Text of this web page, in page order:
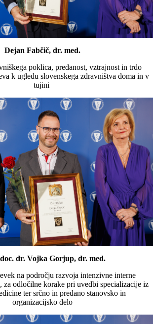
Dejan Fabčič, dr. med.
poklica, predanost, vztrajnost in trdo
k ugledu slovenskega zdravništva doma in v
tujini
dr. Vojka Gorjup, dr. med.
na področju razvoja intenzivne interne
za odločilne korake pri uvedbi specializacije iz
ter srčno in predano stanovsko in
organizacijsko delo